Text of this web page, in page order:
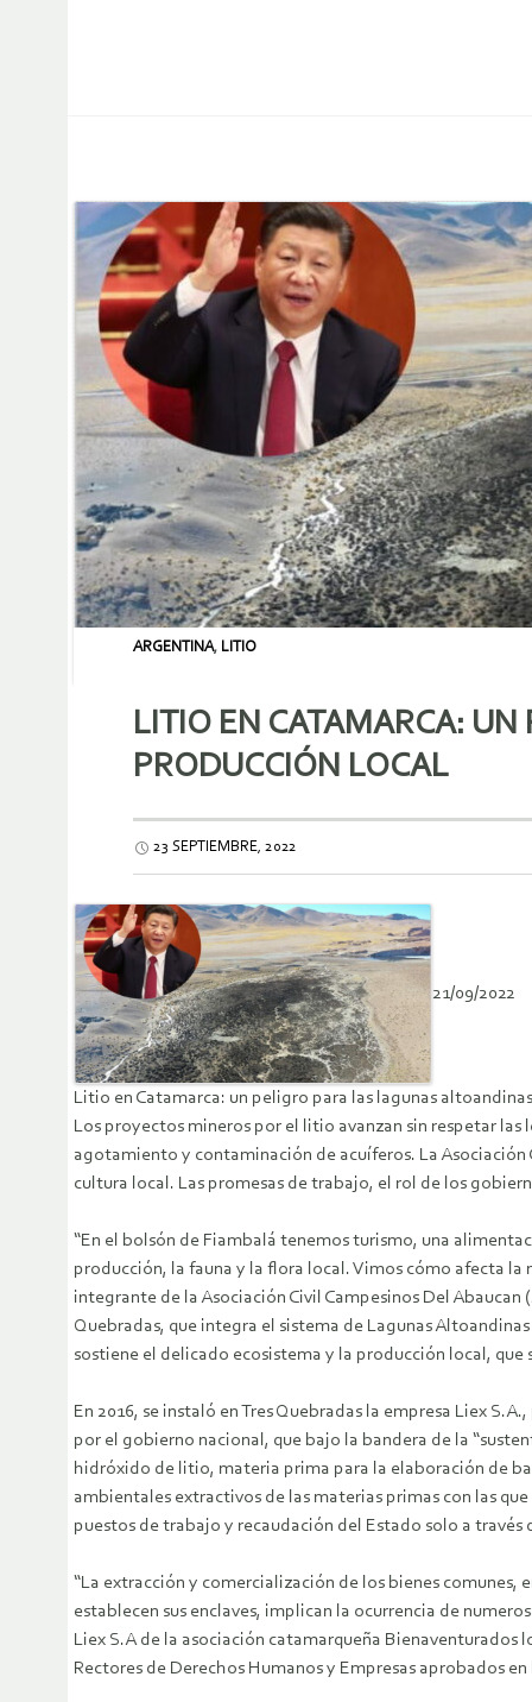
ARGENTINA, LITIO
LITIO EN CATAMARCA:
PRODUCCIÓN LOCAL
23 SEPTIEMBRE, 2022
21/09/2022
Litio en Catamarca: un peligro para las lagunas
Los proyectos mineros por el litio avanzan sin respetar
agotamiento y contaminación de acuíferos. La
cultura local. Las promesas de trabajo, el rol de los
“En el bolsón de Fiambalá tenemos turismo, una
producción, la fauna y la flora local. Vimos cómo afecta
integrante de la Asociación Civil Campesinos Del
Quebradas, que integra el sistema de Lagunas
sostiene el delicado ecosistema y la producción local,
En 2016, se instaló en Tres Quebradas la empresa Liex
por el gobierno nacional, que bajo la bandera de la
hidróxido de litio, materia prima para la elaboración de
ambientales extractivos de las materias primas con las
puestos de trabajo y recaudación del Estado solo a través
“La extracción y comercialización de los bienes
establecen sus enclaves, implican la ocurrencia de
Liex S.A de la asociación catamarqueña
Rectores de Derechos Humanos y Empresas aprobados en